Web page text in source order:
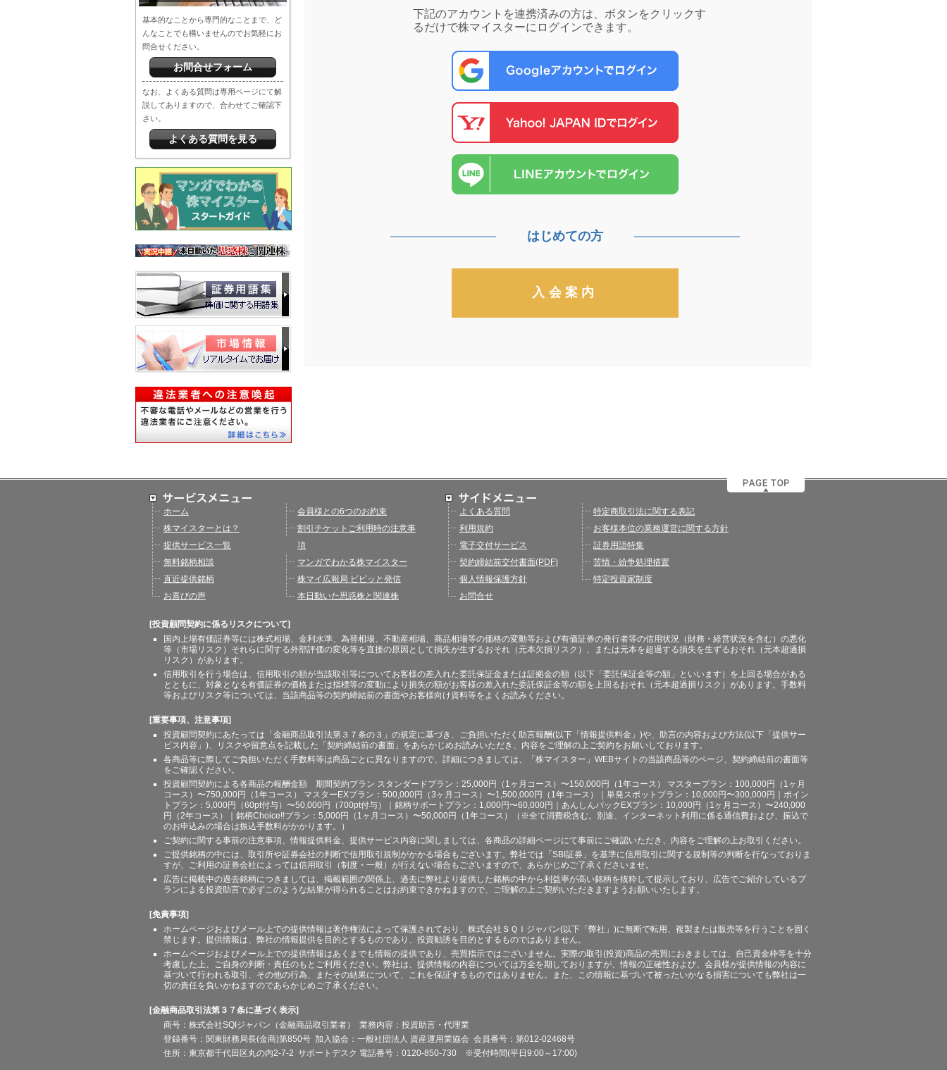
基本的なことから専門的なことまで、ど
んなことでも構いませんのでお気軽にお
問合せください。
お問合せフォーム
なお、よくある質問は専用ページにて解
説してありますので、合わせてご確認下
さい。
よくある質問を見る
下記のアカウントを連携済みの方は、ボタンをクリックす
るだけで株マイスターにログインできます。
はじめての方
入会案内
ホーム
株マイスターとは？
提供サービス一覧
無料銘柄相談
直近提供銘柄
お喜びの声
会員様との6つのお約束
割引チケットご利用時の注意事
項
マンガでわかる株マイスター
株マイ広報局 ビビッと発信
本日動いた思惑株と関連株
よくある質問
利用規約
電子交付サービス
契約締結前交付書面(PDF)
個人情報保護方針
お問合せ
特定商取引法に関する表記
お客様本位の業務運営に関する方針
証券用語特集
苦情・紛争処理措置
特定投資家制度
[投資顧問契約に係るリスクについて]
国内上場有価証券等には株式相場、金利水準、為替相場、不動産相場、商品相場等の価格の変動等および有価証券の発行者等の信用状況（財務・経営状況を含む）の悪化
等（市場リスク）それらに関する外部評価の変化等を直接の原因として損失が生ずるおそれ（元本欠損リスク）、または元本を超過する損失を生ずるおそれ（元本超過損
リスク）があります。
信用取引を行う場合は、信用取引の額が当該取引等についてお客様の差入れた委託保証金または証拠金の額（以下「委託保証金等の額」といいます）を上回る場合がある
とともに、対象となる有価証券の価格または指標等の変動により損失の額がお客様の差入れた委託保証金等の額を上回るおそれ（元本超過損リスク）があります。手数料
等およびリスク等については、当該商品等の契約締結前の書面やお客様向け資料等をよくお読みください。
[重要事項、注意事項]
投資顧問契約にあたっては「金融商品取引法第３７条の３」の規定に基づき、ご負担いただく助言報酬(以下「情報提供料金」)や、助言の内容および方法(以下「提供サー
ビス内容」)、リスクや留意点を記載した「契約締結前の書面」をあらかじめお読みいただき、内容をご理解の上ご契約をお願いしております。
各商品等に際してご負担いただく手数料等は商品ごとに異なりますので、詳細につきましては、「株マイスター」WEBサイトの当該商品等のページ、契約締結前の書面等
をご確認ください。
投資顧問契約による各商品の報酬金額 期間契約プラン スタンダードプラン：25,000円（1ヶ月コース）〜150,000円（1年コース） マスタープラン：100,000円（1ヶ月
コース）〜750,000円（1年コース） マスターEXプラン：500,000円（3ヶ月コース）〜1,500,000円（1年コース）｜単発スポットプラン：10,000円〜300,000円｜ポイン
トプラン：5,000円（60pt付与）〜50,000円（700pt付与）｜銘柄サポートプラン：1,000円〜60,000円｜あんしんパックEXプラン：10,000円（1ヶ月コース）〜240,000
円（2年コース）｜銘柄Choice!!プラン：5,000円（1ヶ月コース）〜50,000円（1年コース）（※全て消費税含む。別途、インターネット利用に係る通信費および、振込で
のお申込みの場合は振込手数料がかかります。）
ご契約に関する事前の注意事項、情報提供料金、提供サービス内容に関しましては、各商品の詳細ページにて事前にご確認いただき、内容をご理解の上お取引ください。
ご提供銘柄の中には、取引所や証券会社の判断で信用取引規制がかかる場合もございます。弊社では「SBI証券」を基準に信用取引に関する規制等の判断を行なっておりま
すが、ご利用の証券会社によっては信用取引（制度・一般）が行えない場合もございますので、あらかじめご了承くださいませ。
広告に掲載中の過去銘柄につきましては、掲載範囲の関係上、過去に弊社より提供した銘柄の中から利益率が高い銘柄を抜粋して提示しており、広告でご紹介しているプ
ランによる投資助言で必ずこのような結果が得られることはお約束できかねますので、ご理解の上ご契約いただきますようお願いいたします。
[免責事項]
ホームページおよびメール上での提供情報は著作権法によって保護されており、株式会社ＳＱＩジャパン(以下「弊社」)に無断で転用、複製または販売等を行うことを固く
禁じます。提供情報は、弊社の情報提供を目的とするものであり、投資勧誘を目的とするものではありません。
ホームページおよびメール上での提供情報はあくまでも情報の提供であり、売買指示ではございません。実際の取引(投資)商品の売買におきましては、自己資金枠等を十分
考慮した上、ご自身の判断・責任のもとご利用ください。弊社は、提供情報の内容については万全を期しておりますが、情報の正確性および、会員様が提供情報の内容に
基づいて行われる取引、その他の行為、またその結果について、これを保証するものではありません。また、この情報に基づいて被ったいかなる損害についても弊社は一
切の責任を負いかねますのであらかじめご了承ください。
[金融商品取引法第３７条に基づく表示]
商号：株式会社SQIジャパン（金融商品取引業者） 業務内容：投資助言・代理業
登録番号：関東財務局長(金商)第850号 加入協会：一般社団法人 資産運用業協会 会員番号：第012-02468号
住所：東京都千代田区丸の内2-7-2 サポートデスク 電話番号：0120-850-730 ※受付時間(平日9:00～17:00)